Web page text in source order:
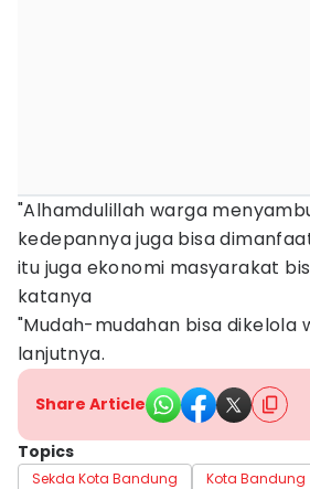
"Alhamdulillah warga
kedepannya juga bisa
itu juga ekonomi masyarakat
katanya
"Mudah-mudahan bisa dikelola
lanjutnya.
Share Article
Topics
Sekda Kota Bandung Kota Bandung